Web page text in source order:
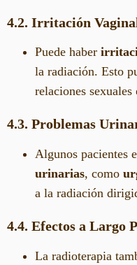
4.2. Irritación
Puede haber
la radiación. Esto
relaciones
4.3. Problemas
Algunos pacientes
urinarias, como
a la radiación
4.4. Efectos a Largo
La radioterapia